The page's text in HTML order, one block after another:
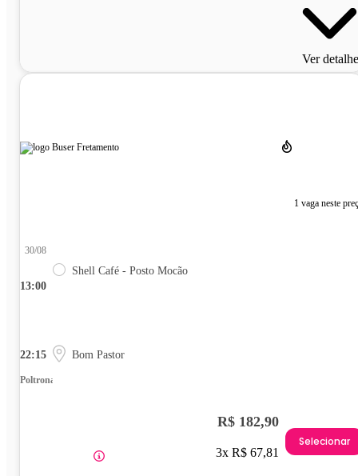
Ver
1 vaga neste
13:00
30/08
Shell Café - Posto Mocão
22:15 Bom Pastor
Poltrona
R$ 182,90
3x R$ 67,81
Selecionar